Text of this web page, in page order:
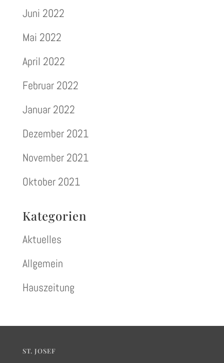
Juni 2022
Mai 2022
April 2022
Februar 2022
Januar 2022
Dezember 2021
November 2021
Oktober 2021
Kategorien
Aktuelles
Allgemein
Hauszeitung
ST. JOSEF